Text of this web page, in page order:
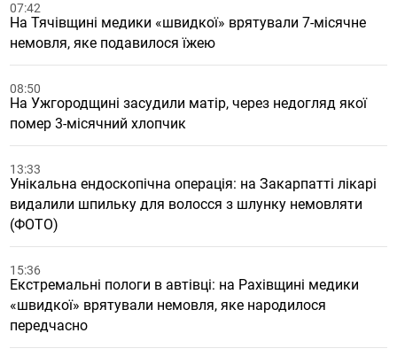
07:42
На Тячівщині медики «швидкої» врятували 7-місячне
немовля, яке подавилося їжею
08:50
На Ужгородщині засудили матір, через недогляд якої
помер 3-місячний хлопчик
13:33
Унікальна ендоскопічна операція: на Закарпатті лікарі
видалили шпильку для волосся з шлунку немовляти
(ФОТО)
15:36
Екстремальні пологи в автівці: на Рахівщині медики
«швидкої» врятували немовля, яке народилося
передчасно